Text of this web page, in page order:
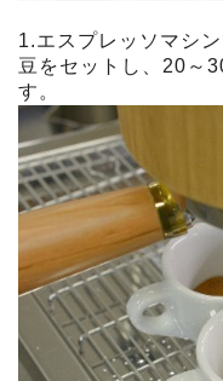
1.エスプレッソマシ
豆をセットし、20～
す。